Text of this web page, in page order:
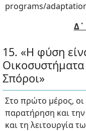
programs/
Δ΄
15. «Η φύση
Σπόροι»
Στο πρώτο μέρος,
παρατήρηση και
και τη λειτουργία